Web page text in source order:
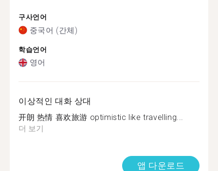
구사언어
중국어 (간체)
학습언어
영어
이상적인 대화 상대
开朗 热情 喜欢旅游 optimistic like travelling...
더 보기
앱 다운로드